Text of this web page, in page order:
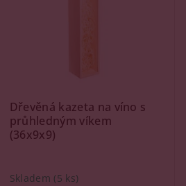
Dřevěná kazeta na víno s
průhledným víkem
(36x9x9)
Skladem (5 ks)